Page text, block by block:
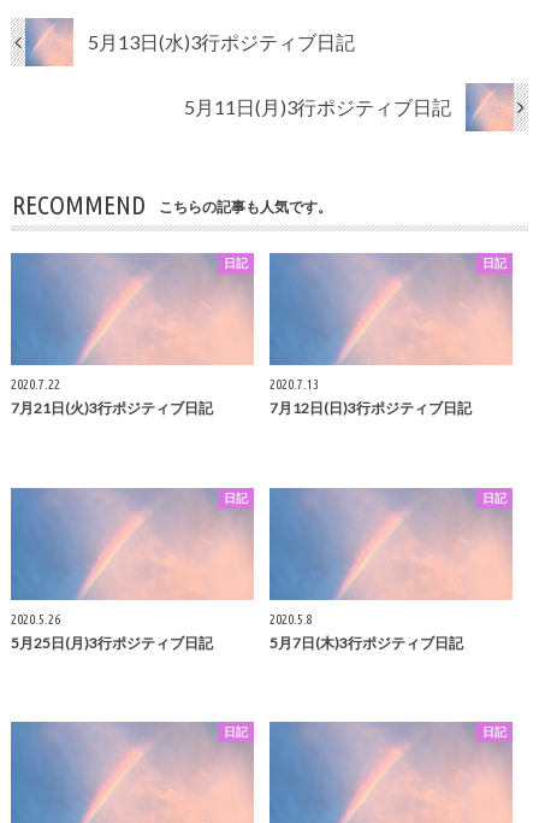
5月13日(水)3行ポジティブ日記
5月11日(月)3行ポジティブ日記
RECOMMEND こちらの記事も人気です。
日記
2020.7.22
7月21日(火)3行ポジティブ日記
日記
2020.7.13
7月12日(日)3行ポジティブ日記
日記
2020.5.26
5月25日(月)3行ポジティブ日記
日記
2020.5.8
5月7日(木)3行ポジティブ日記
日記 日記